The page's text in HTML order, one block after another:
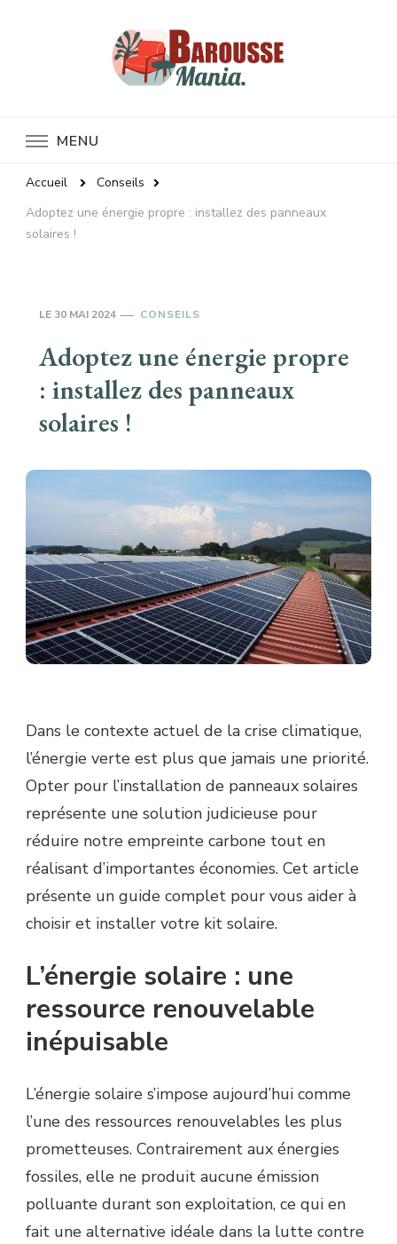
MENU
Accueil
Conseils
Adoptez une énergie propre : installez des panneaux
solaires !
LE 30 MAI 2024 CONSEILS
Adoptez une énergie propre
: installez des panneaux
solaires !
Dans le contexte actuel de la crise climatique,
l’énergie verte est plus que jamais une priorité.
Opter pour l’installation de panneaux solaires
représente une solution judicieuse pour
réduire notre empreinte carbone tout en
réalisant d’importantes économies. Cet article
présente un guide complet pour vous aider à
choisir et installer votre kit solaire.
L’énergie solaire : une
ressource renouvelable
inépuisable
L’énergie solaire s’impose aujourd’hui comme
l’une des ressources renouvelables les plus
prometteuses. Contrairement aux énergies
fossiles, elle ne produit aucune émission
polluante durant son exploitation, ce qui en
fait une alternative idéale dans la lutte contre